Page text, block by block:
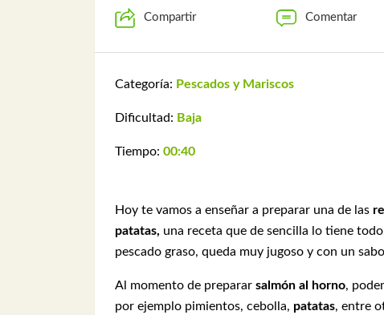
Compartir Comentar
Categoría: Pescados y Mariscos
Dificultad: Baja
Tiempo: 00:40
Hoy te vamos a enseñar a preparar una de las
patatas, una receta que de sencilla lo tiene
pescado graso, queda muy jugoso y con un
Al momento de preparar salmón al horno,
por ejemplo pimientos, cebolla, patatas, entre